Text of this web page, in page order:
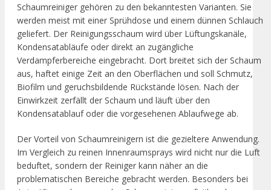
Schaumreiniger gehören zu den bekanntesten Varianten. Sie
werden meist mit einer Sprühdose und einem dünnen Schlauch
geliefert. Der Reinigungsschaum wird über Lüftungskanäle,
Kondensatabläufe oder direkt an zugängliche
Verdampferbereiche eingebracht. Dort breitet sich der Schaum
aus, haftet einige Zeit an den Oberflächen und soll Schmutz,
Biofilm und geruchsbildende Rückstände lösen. Nach der
Einwirkzeit zerfällt der Schaum und läuft über den
Kondensatablauf oder die vorgesehenen Ablaufwege ab.
Der Vorteil von Schaumreinigern ist die gezieltere Anwendung.
Im Vergleich zu reinen Innenraumsprays wird nicht nur die Luft
beduftet, sondern der Reiniger kann näher an die
problematischen Bereiche gebracht werden. Besonders bei